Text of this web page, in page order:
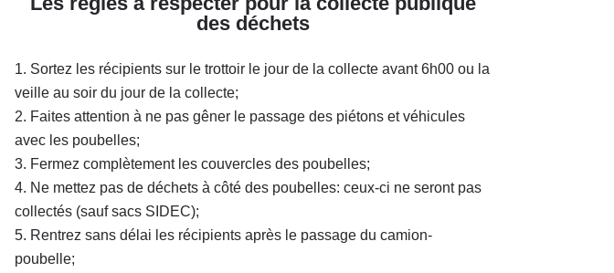
des déchets
Sortez les récipients sur le trottoir le jour de la collecte avant 6h00 ou la
veille au soir du jour de la collecte;
Faites attention à ne pas gêner le passage des piétons et véhicules
avec les poubelles;
Fermez complètement les couvercles des poubelles;
Ne mettez pas de déchets à côté des poubelles: ceux-ci ne seront pas
collectés (sauf sacs SIDEC);
Rentrez sans délai les récipients après le passage du camion-
poubelle;